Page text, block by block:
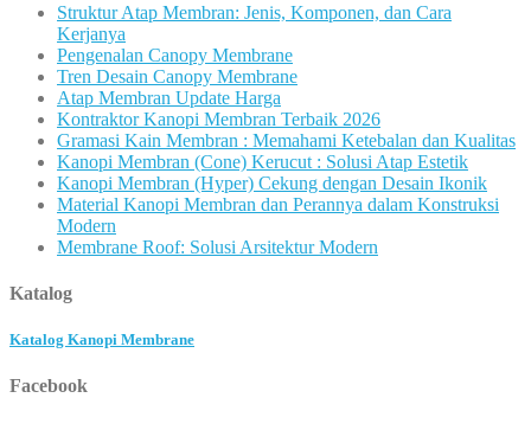
Struktur Atap Membran: Jenis, Komponen, dan Cara
Kerjanya
Pengenalan Canopy Membrane
Tren Desain Canopy Membrane
Atap Membran Update Harga
Kontraktor Kanopi Membran Terbaik 2026
Gramasi Kain Membran : Memahami Ketebalan dan Kualitas
Kanopi Membran (Cone) Kerucut : Solusi Atap Estetik
Kanopi Membran (Hyper) Cekung dengan Desain Ikonik
Material Kanopi Membran dan Perannya dalam Konstruksi
Modern
Membrane Roof: Solusi Arsitektur Modern
Katalog
Katalog Kanopi Membrane
Facebook